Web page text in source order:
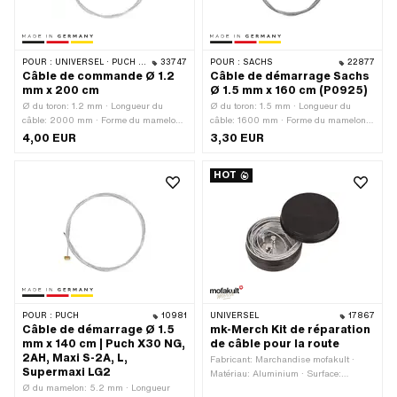
POUR : UNIVERSEL · PUCH · SACHS · ZÜNDAPP BELMONDO · CILO 33747
Câble de commande Ø 1.2
mm x 200 cm
Ø du toron: 1.2 mm · Longueur du
câble: 2000 mm · Forme du mamelon:
Tonneau (transversal) · Ø du
mamelon: 6 mm · Longueur mamelon:
Allemagne · Matériau: Acier · Surface:
galvanisé bleu
4,00 EUR
POUR : SACHS 22877
Câble de démarrage Sachs
Ø 1.5 mm x 160 cm (P0925)
Ø du toron: 1.5 mm · Longueur du
câble: 1600 mm · Forme du mamelon:
Cylindre · Ø du mamelon: 5 mm ·
Longueur mamelon: 6 mm · Nombre de
Fabriqué en Allemagne · Matériau:
Acier · Surface: galvanisé bleu ·
Champ d'application: Standard
3,30 EUR
POUR : PUCH 10981
Câble de démarrage Ø 1.5
mm x 140 cm | Puch X30 NG,
2AH, Maxi S-2A, L,
Supermaxi LG2
Ø du mamelon: 5.2 mm · Longueur
HOT
UNIVERSEL 17867
mk-Merch Kit de réparation
de câble pour la route
Fabricant: Marchandise mofakult ·
Matériau: Aluminium · Surface: